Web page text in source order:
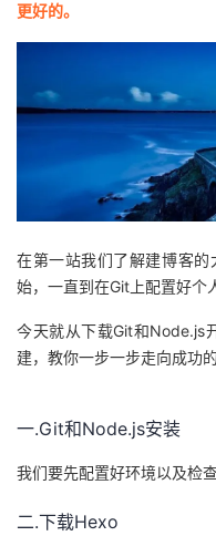
者
我
客
论
的
子
我
直
的
动
我
关
注
的
开
我
的
我
更好的。
在第一站我们了解建博客
始，一直到在Git上配置好个
今天就从下载Git和Node.js
建，教你一步一步走向成功的
一.Git和Node.js安装
我们要先配置好环境以及检
二.下载Hexo